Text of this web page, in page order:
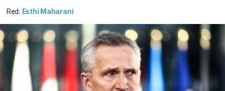
Red: Esthi Maharani